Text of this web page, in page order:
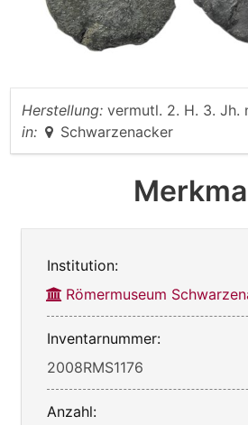
Herstellung: vermutl. 2. H. 3. Jh.
in:
Schwarzenacker
Institution:
Römermuseum
Inventarnummer:
2008RMS1176
Anzahl: